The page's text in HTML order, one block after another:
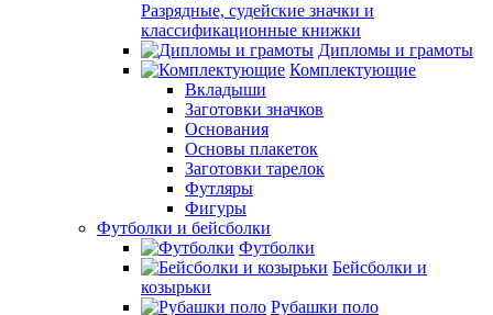
Разрядные, судейские значки и
классификационные книжки
Дипломы и грамоты
Комплектующие
Вкладыши
Заготовки значков
Основания
Основы плакеток
Заготовки тарелок
Футляры
Фигуры
Футболки и бейсболки
Футболки
Бейсболки и
козырьки
Рубашки поло